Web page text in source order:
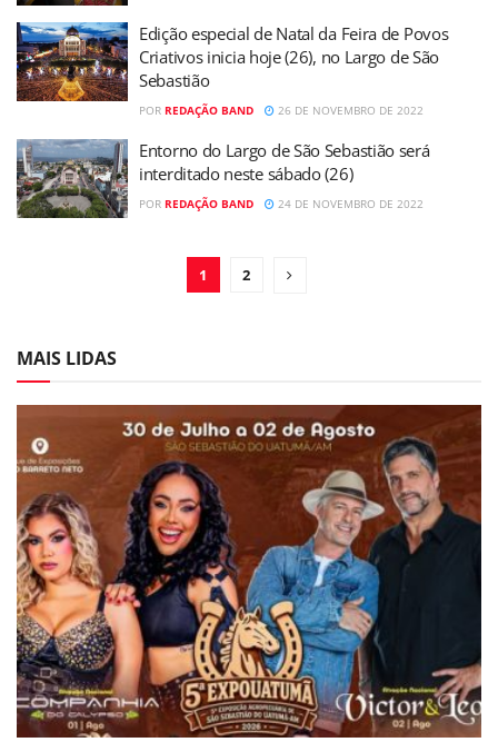
Edição especial de Natal da Feira de Povos
Criativos inicia hoje (26), no Largo de São
Sebastião
POR REDAÇÃO BAND 26 DE NOVEMBRO DE 2022
Entorno do Largo de São Sebastião será
interditado neste sábado (26)
POR REDAÇÃO BAND 24 DE NOVEMBRO DE 2022
1 2
MAIS LIDAS